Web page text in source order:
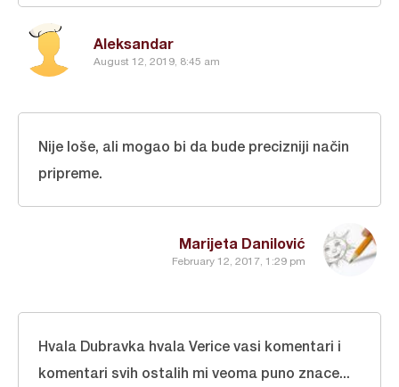
Aleksandar
August 12, 2019, 8:45 am
Marijeta Danilović
February 12, 2017, 1:29 pm
Nije loše, ali mogao bi da bude precizniji način
pripreme.
Hvala Dubravka hvala Verice vasi komentari i
komentari svih ostalih mi veoma puno znace...